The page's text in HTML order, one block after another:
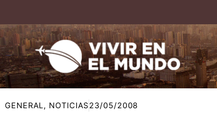
contenido
GENERAL, NOTICIAS23/05/2008